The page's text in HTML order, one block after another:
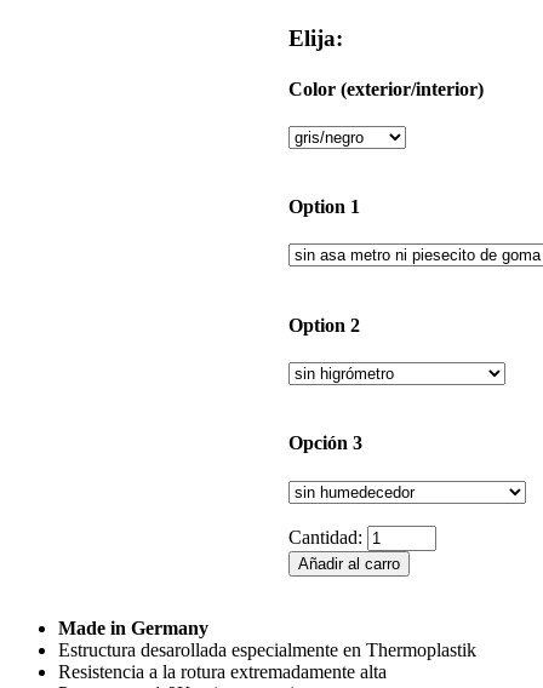
Elija:
Color (exterior/interior)
Option 1
Option 2
Opción 3
Cantidad:
Made in Germany
Estructura desarollada especialmente en Thermoplastik
Resistencia a la rotura extremadamente alta